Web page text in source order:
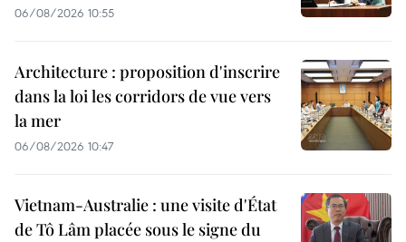
06/08/2026 10:55
Architecture : proposition d'inscrire
dans la loi les corridors de vue vers
la mer
06/08/2026 10:47
Vietnam-Australie : une visite d'État
de Tô Lâm placée sous le signe du